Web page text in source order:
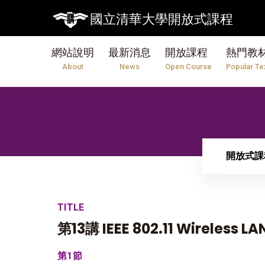
國立清華大學開放式課程
網站說明
About
最新消息
News
開放課程
Open Course
熱門教
Popular
開放式
TITLE
第13講 IEEE 802.11 Wireless
第1節